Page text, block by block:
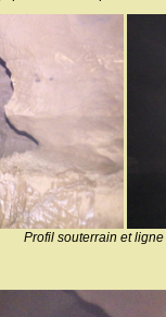
Profil souterrain et